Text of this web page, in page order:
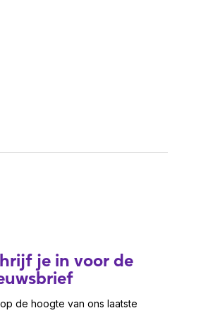
je in voor de
de hoogte van ons laatste